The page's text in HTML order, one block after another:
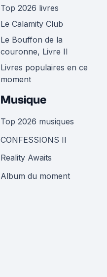
Top 2026 livres
Le Calamity Club
Le Bouffon de la
couronne, Livre II
Livres populaires en ce
moment
Musique
Top 2026 musiques
CONFESSIONS II
Reality Awaits
Album du moment